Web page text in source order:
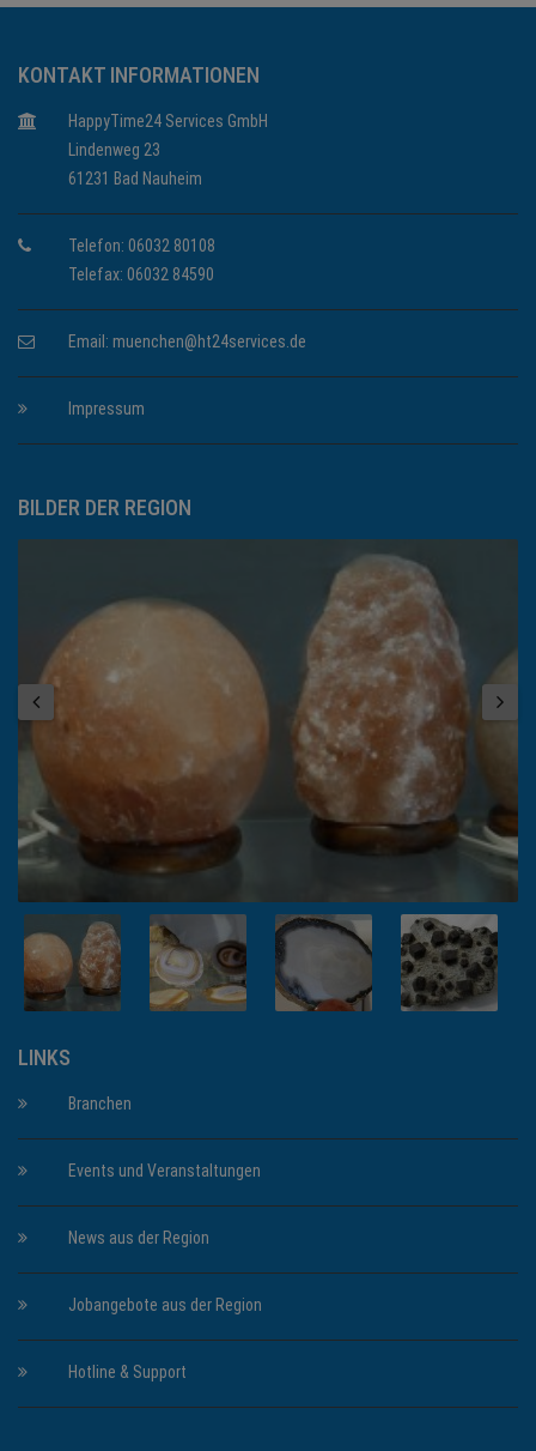
KONTAKT INFORMATIONEN
HappyTime24 Services GmbH
Lindenweg 23
61231 Bad Nauheim
Telefon: 06032 80108
Telefax: 06032 84590
Email: muenchen@ht24services.de
Impressum
BILDER DER REGION
LINKS
Branchen
Events und Veranstaltungen
News aus der Region
Jobangebote aus der Region
Hotline & Support